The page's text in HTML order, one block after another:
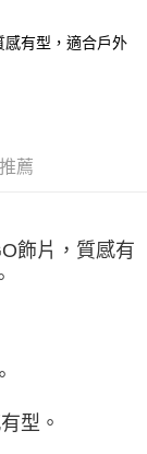
面所載為準。
，訂單將自動取
期系統評分，恕無
直營門市／銀行轉
公司）所提供，讓
將買賣／分期付款
款。
感有型，適合戶外
薦
飾片，質感有
型。